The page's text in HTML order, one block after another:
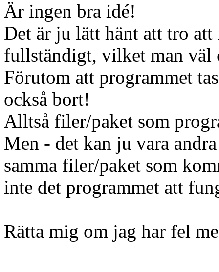
Är ingen bra idé!
Det är ju lätt hänt att tro
fullständigt, vilket man väl
Förutom att programmet
också bort!
Alltså filer/paket som
Men - det kan ju vara
samma filer/paket som
inte det programmet att
Rätta mig om jag har fel